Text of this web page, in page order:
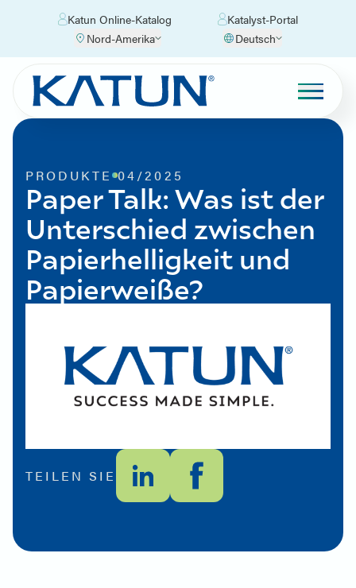
Katun Online-Katalog
Katalyst-Portal
Nord-Amerika
Deutsch
PRODUKTE 04/2025
Paper Talk: Was ist der
Unterschied zwischen
Papierhelligkeit und
Papierweiße?
TEILEN SIE